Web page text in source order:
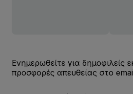
Ενημερωθείτε για δημοφιλείς
προσφορές απευθείας στο